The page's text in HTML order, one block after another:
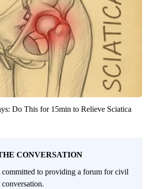
Do This for 15min to Relieve Sciatica
CONVERSATION
to providing a forum for civil